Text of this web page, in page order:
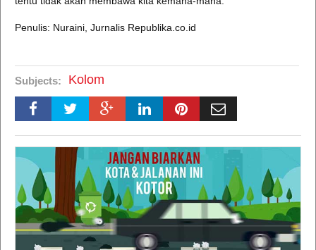
Penulis: Nuraini, Jurnalis Republika.co.id
Subjects: Kolom